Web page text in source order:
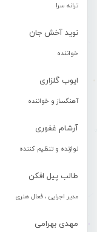
ترانه سرا
نوید آخش جان
خواننده
ایوب گلزاری
آهنگساز و خواننده
آرشام غفوری
نوازنده و تنظیم کننده
طالب پیل افکن
مدیر اجرایی ، فعال هنری
مهدی بهرامی